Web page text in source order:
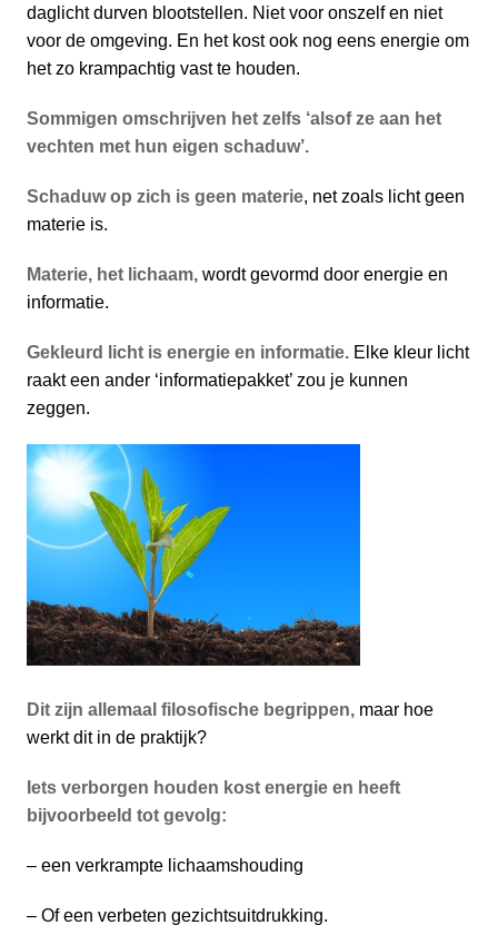
daglicht durven blootstellen. Niet voor onszelf en niet
voor de omgeving. En het kost ook nog eens energie om
het zo krampachtig vast te houden.
Sommigen omschrijven het zelfs ‘alsof ze aan het
vechten met hun eigen schaduw’.
Schaduw op zich is geen materie, net zoals licht geen
materie is.
Materie, het lichaam,wordt gevormd door energie en
informatie.
Gekleurd licht is energie en informatie. Elke kleur licht
raakt een ander ‘informatiepakket’ zou je kunnen
zeggen.
Dit zijn allemaal filosofische begrippen,maar hoe
werkt dit in de praktijk?
Iets verborgen houden kost energie en heeft
bijvoorbeeld tot gevolg:
– een verkrampte lichaamshouding
– Of een verbeten gezichtsuitdrukking.